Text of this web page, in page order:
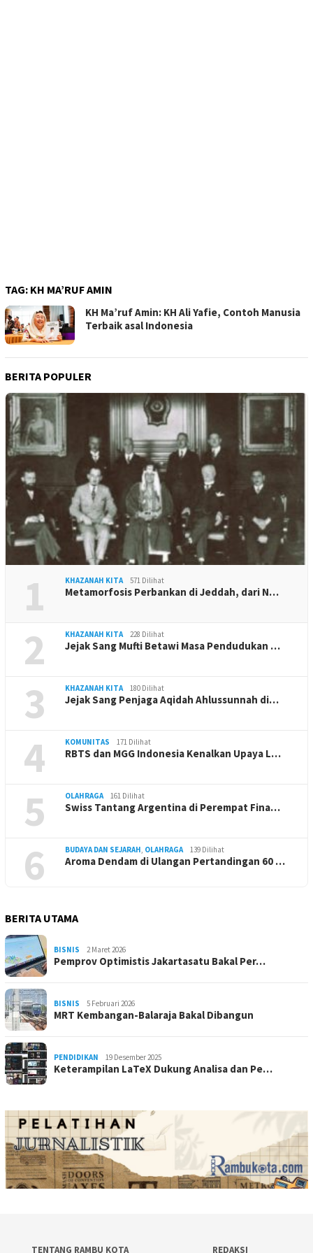
TAG: KH MA’RUF AMIN
KH Ma’ruf Amin: KH Ali Yafie, Contoh Manusia
Terbaik asal Indonesia
BERITA POPULER
1 KHAZANAH KITA 571 Dilihat
Metamorfosis Perbankan di Jeddah, dari N…
2 KHAZANAH KITA 228 Dilihat
Jejak Sang Mufti Betawi Masa Pendudukan …
3 KHAZANAH KITA 180 Dilihat
Jejak Sang Penjaga Aqidah Ahlussunnah di…
4 KOMUNITAS 171 Dilihat
RBTS dan MGG Indonesia Kenalkan Upaya L…
5 OLAHRAGA 161 Dilihat
Swiss Tantang Argentina di Perempat Fina…
6 BUDAYA DAN SEJARAH, OLAHRAGA 139 Dilihat
Aroma Dendam di Ulangan Pertandingan 60 …
BERITA UTAMA
BISNIS 2 Maret 2026
Pemprov Optimistis Jakartasatu Bakal Per…
BISNIS 5 Februari 2026
MRT Kembangan-Balaraja Bakal Dibangun
PENDIDIKAN 19 Desember 2025
Keterampilan LaTeX Dukung Analisa dan Pe…
TENTANG RAMBU KOTA REDAKSI